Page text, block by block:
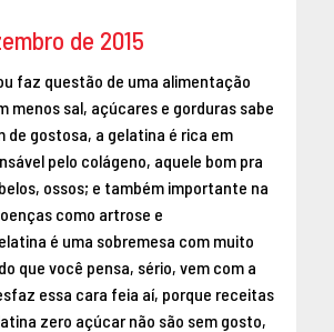
de 2015
faz questão de uma alimentação
menos sal, açúcares e gorduras sabe
de gostosa, a gelatina é rica em
pelo colágeno, aquele bom pra
ossos; e também importante na
como artrose e
é uma sobremesa com muito
que você pensa, sério, vem com a
essa cara feia aí, porque receitas
zero açúcar não são sem gosto,